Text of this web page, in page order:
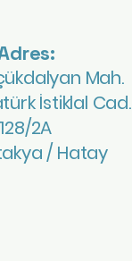
Mah.
İstiklal Cad.
2A
/ Hatay